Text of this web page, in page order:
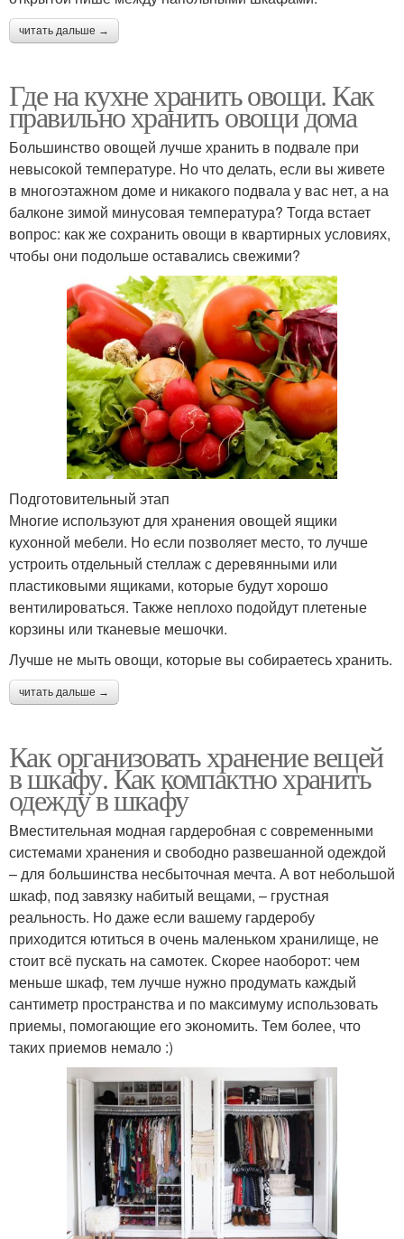
читать дальше →
Где на кухне хранить овощи. Как
правильно хранить овощи дома
Большинство овощей лучше хранить в подвале при
невысокой температуре. Но что делать, если вы живете
в многоэтажном доме и никакого подвала у вас нет, а на
балконе зимой минусовая температура? Тогда встает
вопрос: как же сохранить овощи в квартирных условиях,
чтобы они подольше оставались свежими?
Подготовительный этап
Многие используют для хранения овощей ящики
кухонной мебели. Но если позволяет место, то лучше
устроить отдельный стеллаж с деревянными или
пластиковыми ящиками, которые будут хорошо
вентилироваться. Также неплохо подойдут плетеные
корзины или тканевые мешочки.
Лучше не мыть овощи, которые вы собираетесь хранить.
читать дальше →
Как организовать хранение вещей
в шкафу. Как компактно хранить
одежду в шкафу
Вместительная модная гардеробная с современными
системами хранения и свободно развешанной одеждой
– для большинства несбыточная мечта. А вот небольшой
шкаф, под завязку набитый вещами, – грустная
реальность. Но даже если вашему гардеробу
приходится ютиться в очень маленьком хранилище, не
стоит всё пускать на самотек. Скорее наоборот: чем
меньше шкаф, тем лучше нужно продумать каждый
сантиметр пространства и по максимуму использовать
приемы, помогающие его экономить. Тем более, что
таких приемов немало :)